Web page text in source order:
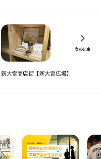
次の記事
新大宮商店街【新大宮広場】